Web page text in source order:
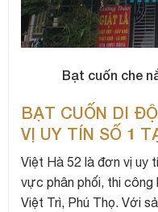
Bạt cuốn che
BẠT CUỐN DI
VỊ UY TÍN SỐ 1
Việt Hà 52 là đơn vị uy
vực phân phối, thi công
Việt Trì, Phú Thọ. Với